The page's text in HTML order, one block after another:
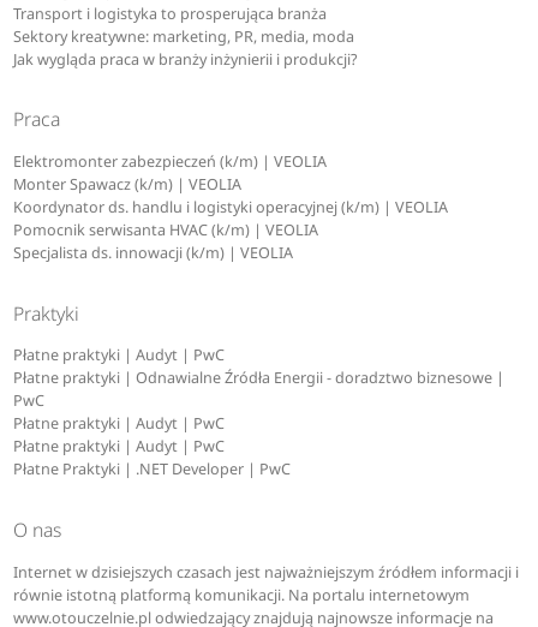
Transport i logistyka to prosperująca branża
Sektory kreatywne: marketing, PR, media, moda
Jak wygląda praca w branży inżynierii i produkcji?
Praca
Elektromonter zabezpieczeń (k/m) | VEOLIA
Monter Spawacz (k/m) | VEOLIA
Koordynator ds. handlu i logistyki operacyjnej (k/m) | VEOLIA
Pomocnik serwisanta HVAC (k/m) | VEOLIA
Specjalista ds. innowacji (k/m) | VEOLIA
Praktyki
Płatne praktyki | Audyt | PwC
Płatne praktyki | Odnawialne Źródła Energii - doradztwo biznesowe |
PwC
Płatne praktyki | Audyt | PwC
Płatne praktyki | Audyt | PwC
Płatne Praktyki | .NET Developer | PwC
O nas
Internet w dzisiejszych czasach jest najważniejszym źródłem informacji i
równie istotną platformą komunikacji. Na portalu internetowym
www.otouczelnie.pl odwiedzający znajdują najnowsze informacje na